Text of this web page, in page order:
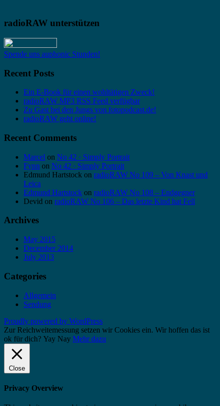
radioRAW unterstützen
Spende uns auphonic Stunden!
Recent Posts
Ein E-Book für einen wohltätigen Zweck!
radioRAW MP3 RSS Feed verfügbar
Zu Gast bei den Jungs von fotopodcast.de!
radioRAW geht online!
Recent Comments
Marcel on No 42 · Simply Portrait
Fynn on No 42 · Simply Portrait
Edmund Hartstock on radioRAW No 109 – Von Knast und
Leica
Edmund Hartstock on radioRAW No 108 – Endgegner
Devid on radioRAW No 106 – Das letzte Kind hat Fell
Archives
May 2015
December 2014
July 2013
Categories
Allgemein
Sendung
Proudly powered by WordPress
Zur Reichweitemessung setzen wir Cookies ein. Wir hoffen das ist
ok für dich? Yay Nay Mehr dazu
Close
Privacy Overview